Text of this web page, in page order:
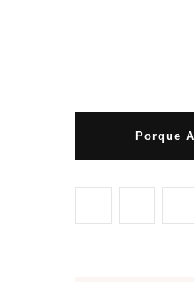
Porque